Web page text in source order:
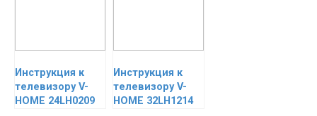
Инструкция к
телевизору V-
HOME 24LH0209
Инструкция к
телевизору V-
HOME 32LH1214